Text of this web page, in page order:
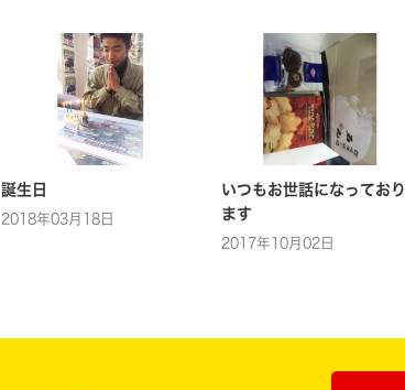
誕生日
2018年03月18日
いつもお世話になっており
ます
2017年10月02日